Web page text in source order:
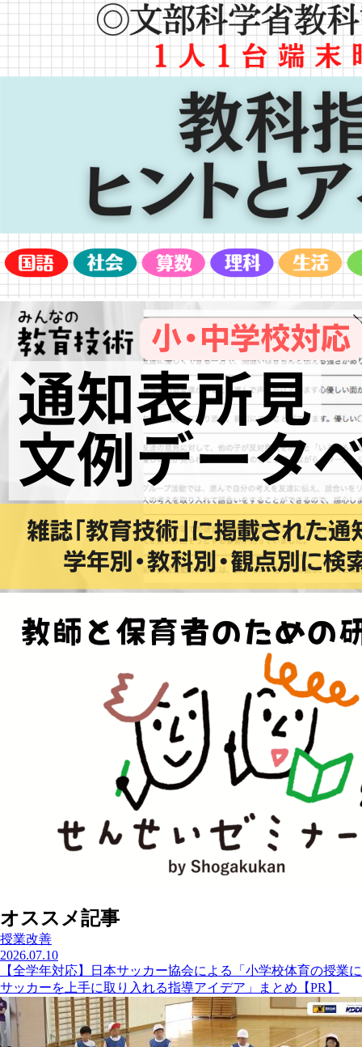
オススメ記事
授業改善
2026.07.10
【全学年対応】日本サッカー協会による「小学校体育の授業に
サッカーを上手に取り入れる指導アイデア」まとめ【PR】